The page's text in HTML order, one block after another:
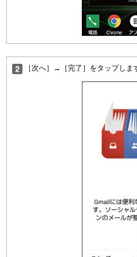
［次へ］→［完了］をタップしま